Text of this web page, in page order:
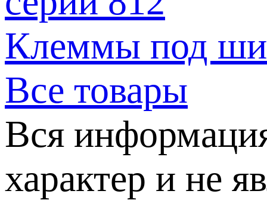
Клеммы под
Все товары
Вся
характер и не